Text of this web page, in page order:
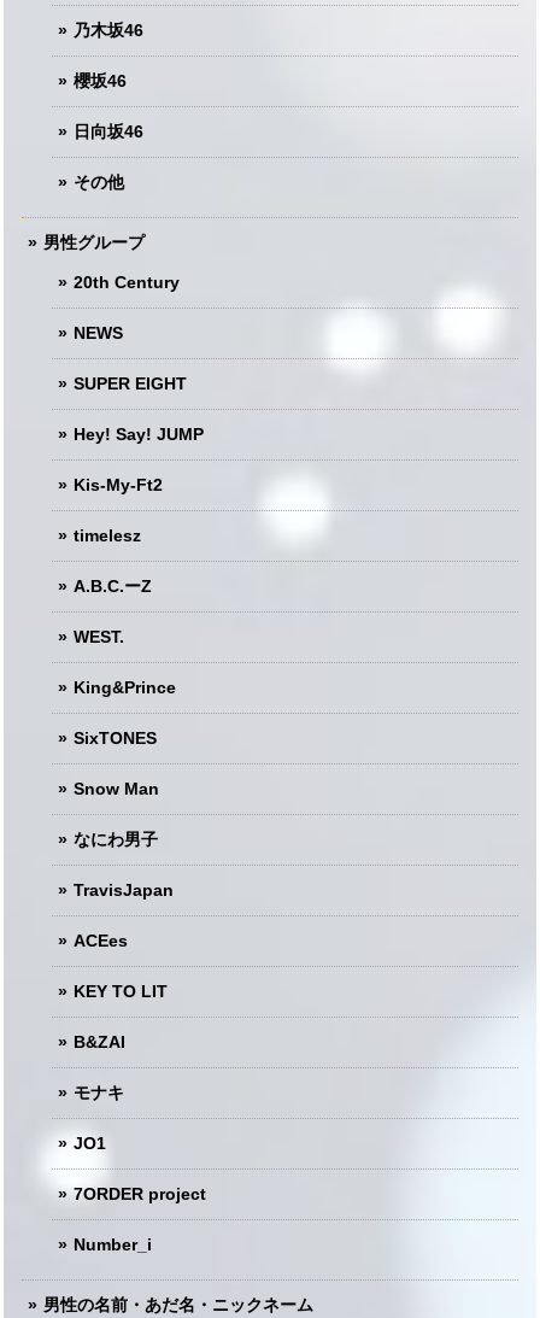
乃木坂46
櫻坂46
日向坂46
その他
男性グループ
20th Century
NEWS
SUPER EIGHT
Hey! Say! JUMP
Kis-My-Ft2
timelesz
A.B.C.ーZ
WEST.
King&Prince
SixTONES
Snow Man
なにわ男子
TravisJapan
ACEes
KEY TO LIT
B&ZAI
モナキ
JO1
7ORDER project
Number_i
男性の名前・あだ名・ニックネーム